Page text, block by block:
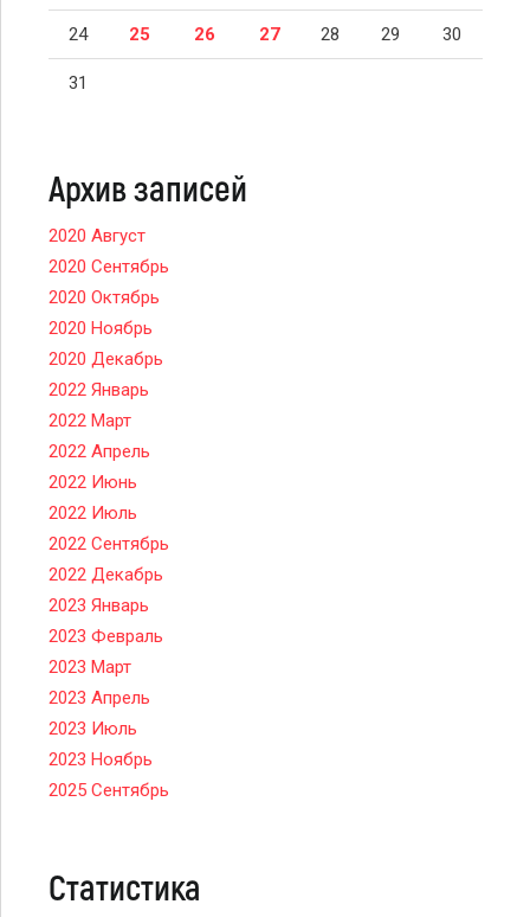
24 25 26 27 28 29 30
31
Архив записей
2020 Август
2020 Сентябрь
2020 Октябрь
2020 Ноябрь
2020 Декабрь
2022 Январь
2022 Март
2022 Апрель
2022 Июнь
2022 Июль
2022 Сентябрь
2022 Декабрь
2023 Январь
2023 Февраль
2023 Март
2023 Апрель
2023 Июль
2023 Ноябрь
2025 Сентябрь
Статистика